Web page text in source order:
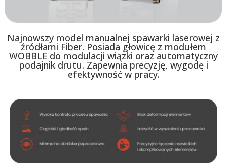
Najnowszy model manualnej spawarki laserowej z
źródłami Fiber. Posiada głowicę z modułem
WOBBLE do modulacji wiązki oraz automatyczny
podajnik drutu. Zapewnia precyzję, wygodę i
efektywność w pracy.